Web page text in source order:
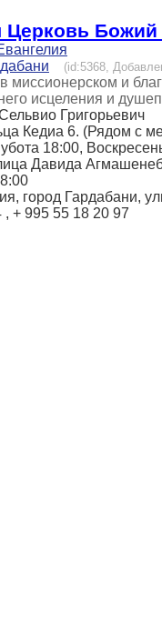
Церковь
(id:5368,
миссионерском и
исцеления и
Григорьевич
Кедиа 6. (Рядом с
18:00,
Давида
город Гардабани,
, + 995 55 18 20 97